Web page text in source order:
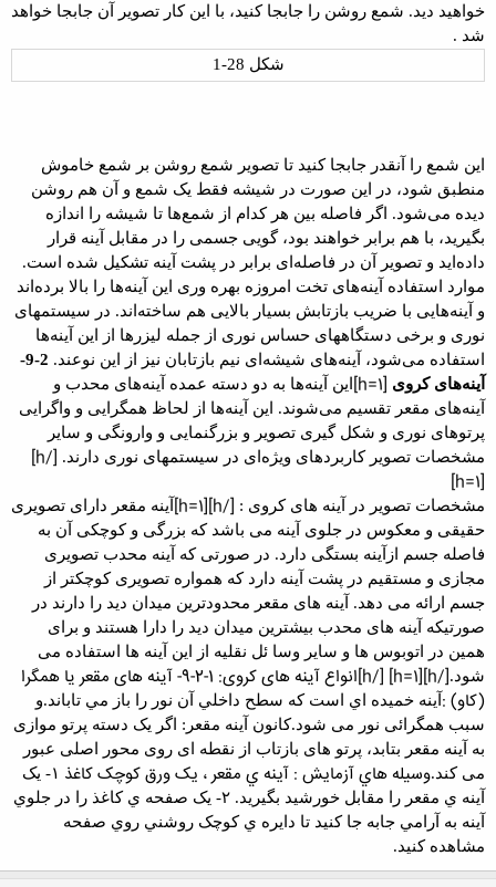
خواهید دید. شمع روشن را جابجا کنید، با این کار تصویر آن جابجا خواهد
شد .
شکل 28-1
این شمع را آنقدر جابجا کنید تا تصویر شمع روشن بر شمع خاموش
منطبق شود، در این صورت در شیشه فقط یک شمع و آن هم روشن
دیده می‌شود. اگر فاصله بین هر کدام از شمع‌ها تا شیشه را اندازه
بگیرید، با هم برابر خواهند بود، گویی جسمی را در مقابل آینه قرار
داده‌اید و تصویر آن در فاصله‌ای برابر در پشت آینه تشکیل شده است.
موارد استفاده آینه‌های تخت
امروزه بهره وری این آینه‌ها را بالا برده‌اند
و آینه‌هایی با ضریب بازتابش بسیار بالایی هم ساخته‌اند. در سیستمهای
نوری و برخی دستگاههای حساس نوری از جمله لیزرها از این آینه‌ها
استفاده می‌شود، آینه‌های شیشه‌ای نیم بازتابان نیز از این نوعند.
2-9-
آینه‌های کروی [h=1] این آینه‌ها به دو دسته عمده آینه‌های محدب و
آینه‌های مقعر تقسیم می‌شوند. این آینه‌ها از لحاظ همگرایی و واگرایی
پرتوهای نوری و شکل گیری تصویر و بزرگنمایی و وارونگی و سایر
مشخصات تصویر کاربردهای ویژه‌ای در سیستمهای نوری دارند.
[/h]
[h=1]
مشخصات تصویر در آینه های کروی :
[/h][h=1] آینه مقعر دارای تصویری
حقیقی و معکوس در جلوی آینه می باشد که بزرگی و کوچکی آن به
فاصله جسم ازآینه بستگی دارد. در صورتی که آینه محدب تصویری
مجازی و مستقیم در پشت
آینه دارد که همواره تصویری کوچکتر از
جسم ارائه می دهد. آینه های مقعر محدودترین میدان دید را دارند در
صورتیکه آینه های محدب بیشترین میدان دید را دارا هستند و برای
همین در
اتوبوس ها و سایر وسا ئل نقلیه از این آینه ها استفاده می
شود.
[/h][h=1] [/h] انواع آینه های کروی:
1-2-9- آینه های مقعر یا همگرا
(کاو) : آينه خميده اي است كه سطح داخلي آن نور را باز مي تاباند.و
سبب همگرائی نور می شود.كانون آينه مقعر: اگر یک دسته پرتو موازی
به آینه مقعر بتابد، پرتو های بازتاب از نقطه ای روی محور اصلی عبور
می کند.وسيله هاي آزمايش : آينه ي مقعر ، يک ورق کوچک کاغذ
١- يک
آينه ي مقعر را مقابل خورشيد بگيريد.
٢- يک صفحه ي کاغذ را در جلوي
آينه به آرامي جابه جا کنيد تا دايره ي کوچک روشني روي صفحه
مشاهده کنيد.